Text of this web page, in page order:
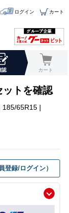
ログイン カート
認 カート
ットを確認
185/65R15 |
登録/ログイン）